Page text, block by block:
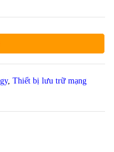
, Thiết bị lưu trữ mạng